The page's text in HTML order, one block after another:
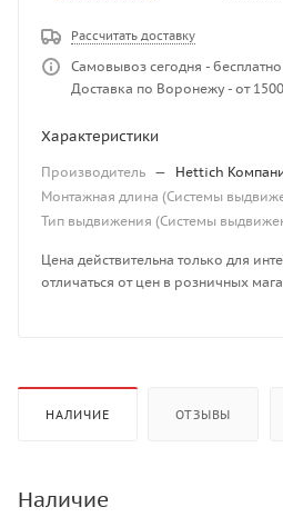
Рассчитать доставку
Самовывоз сегодня - бесплатно
Доставка по Воронежу - от
Характеристики
Производитель —
Hettich
Монтажная длина (Системы
Тип выдвижения (Системы
Цена действительна только для
отличаться от цен в розничных
НАЛИЧИЕ ОТЗЫВЫ
Наличие